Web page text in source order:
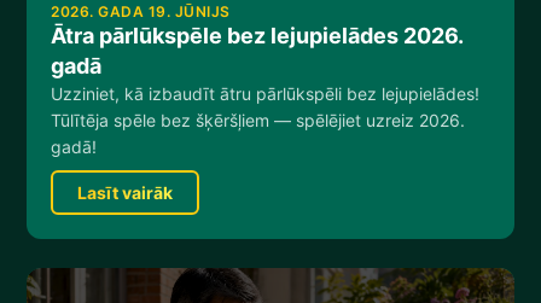
2026. GADA 19. JŪNIJS
Ātra pārlūkspēle bez lejupielādes 2026.
gadā
Uzziniet, kā izbaudīt ātru pārlūkspēli bez lejupielādes!
Tūlītēja spēle bez šķēršļiem — spēlējiet uzreiz 2026.
gadā!
Lasīt vairāk